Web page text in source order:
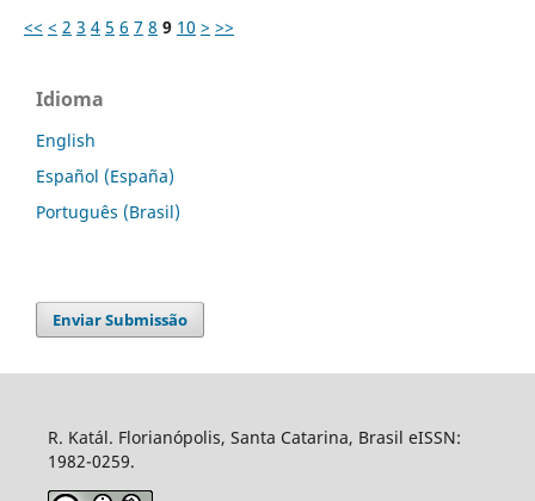
<< < 2 3 4 5 6 7 8 9 10 > >>
Idioma
English
Español (España)
Português (Brasil)
Enviar Submissão
R. Katál. Florianópolis, Santa Catarina, Brasil eISSN:
1982-0259.